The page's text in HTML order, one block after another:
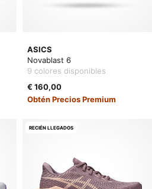
ASICS
Novablast 6
9 colores disponibles
€ 160,00
Obtén Precios Premium
RECIÉN LLEGADOS